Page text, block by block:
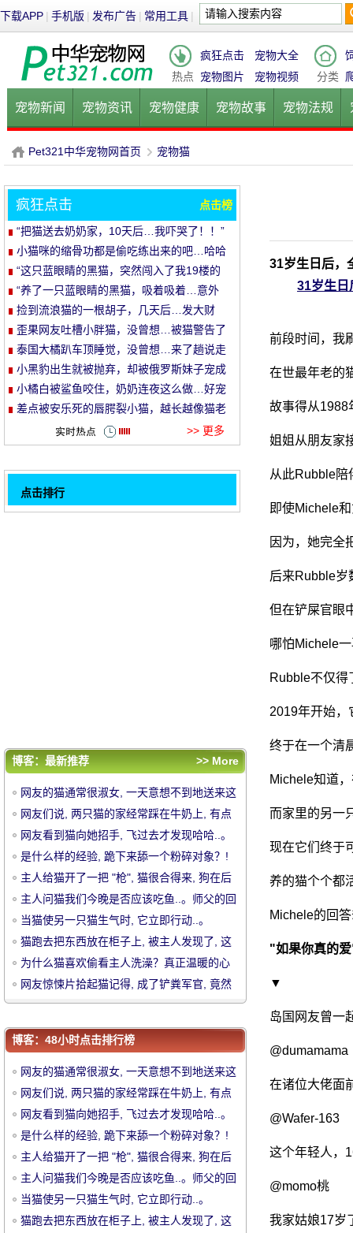
下载APP | 手机版 | 发布广告 | 常用工具 |
热点
疯狂点击
宠物大全
宠物图片
宠物视频 分类
宠物新闻 宠物资讯 宠物健康 宠物故事 宠物法规
健康饮食 宠物美容 宠物医院
P
et
中
华
宠
Pet321中华宠物网首页
›
宠物猫
31岁生日后，
31岁生
前段时间，我
在世最年老的
故事得从1988
姐姐从朋友家
从此Rubble陪
即使Michele
因为，她完全
后来Rubble岁
但在铲屎官眼
哪怕Michele
Rubble不仅得
2019年开始，
终于在一个清
Michele知道
而家里的另一
现在它们终于
养的猫个个都
Michele的回
"如果你真的
▼
岛国网友曾一
@dumamama
在诸位大佬面
@Wafer-163
这个年轻人，
@momo桃
我家姑娘17岁
疯狂点击 点击榜
“把猫送去奶奶家，10天后…我吓哭了！！”
小猫咪的缩骨功都是偷吃练出来的吧…哈哈
哈
“这只蓝眼睛的黑猫，突然闯入了我19楼的
家里…”
“养了一只蓝眼睛的黑猫，吸着吸着…意外
发生了！”
捡到流浪猫的一根胡子，几天后…发大财
了！
歪果网友吐槽小胖猫，没曾想…被猫警告了
哈哈哈
泰国大橘趴车顶睡觉，没曾想…来了趟说走
就走的旅行哈哈哈！
小黑豹出生就被抛弃，却被俄罗斯妹子宠成
了铁憨憨！
小橘白被鲨鱼咬住，奶奶连夜这么做…好宠
溺！
差点被安乐死的唇腭裂小猫，越长越像猫老
>> 更多
点击排行
拿起了新的祝福..。
评论排行
是什么样的经验, 跪下来舔一个粉碎对象？!
主人给猫开了一把 "枪", 猫很合得来, 狗在后
面.....。
主人问猫我们今晚是否应该吃鱼..。师父的回
答太棒了!
当猫使另一只猫生气时, 它立即行动..。
猫跑去把东西放在柜子上, 被主人发现了, 这
只小眼睛, 简直.....。
为什么猫喜欢偷看主人洗澡？真正温暖的心
背后的原因..。
网友惊悚片拾起猫记得, 成了铲粪军官, 竟然
博客：最新推荐 >> More
网友的猫通常很淑女, 一天意想不到地送来这
个礼物, 直接吓唬尿..。
网友们说, 两只猫的家经常踩在牛奶上, 有点
奇怪的姿势, 哎呀.....。
网友看到猫向她招手, 飞过去才发现哈哈..。
是什么样的经验, 跪下来舔一个粉碎对象？!
主人给猫开了一把 "枪", 猫很合得来, 狗在后
面.....。
主人问猫我们今晚是否应该吃鱼..。师父的回
答太棒了!
当猫使另一只猫生气时, 它立即行动..。
猫跑去把东西放在柜子上, 被主人发现了, 这
只小眼睛, 简直.....。
为什么猫喜欢偷看主人洗澡？真正温暖的心
背后的原因..。
网友惊悚片拾起猫记得, 成了铲粪军官, 竟然
拿起了新的祝福..。
博客：48小时点击排行榜
网友的猫通常很淑女, 一天意想不到地送来这
个礼物, 直接吓唬尿..。
网友们说, 两只猫的家经常踩在牛奶上, 有点
奇怪的姿势, 哎呀.....。
网友看到猫向她招手, 飞过去才发现哈哈..。
是什么样的经验, 跪下来舔一个粉碎对象？!
主人给猫开了一把 "枪", 猫很合得来, 狗在后
面.....。
主人问猫我们今晚是否应该吃鱼..。师父的回
答太棒了!
当猫使另一只猫生气时, 它立即行动..。
猫跑去把东西放在柜子上, 被主人发现了, 这